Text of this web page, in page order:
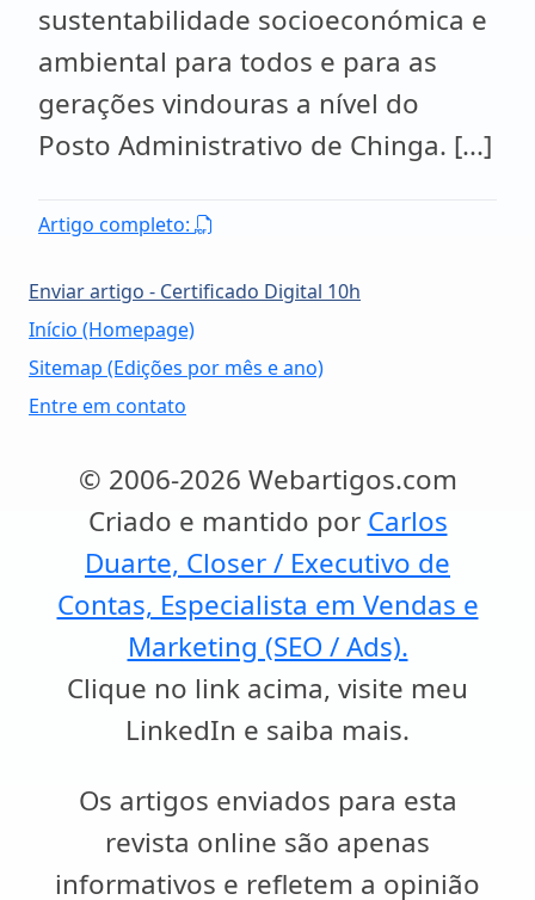
sustentabilidade socioeconómica e
ambiental para todos e para as
gerações vindouras a nível do
Posto Administrativo de Chinga. [...]
Artigo completo:
Enviar artigo - Certificado Digital 10h
Início (Homepage)
Sitemap (Edições por mês e ano)
Entre em contato
© 2006-2026 Webartigos.com
Criado e mantido por Carlos
Duarte, Closer / Executivo de
Contas, Especialista em Vendas e
Marketing (SEO / Ads).
Clique no link acima, visite meu
LinkedIn e saiba mais.
Os artigos enviados para esta
revista online são apenas
informativos e refletem a opinião